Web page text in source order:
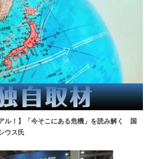
ル！】「今そこにある危機」を読み解く 国
ウス氏